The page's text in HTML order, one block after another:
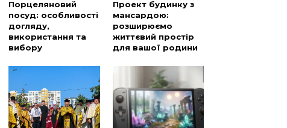
Порцеляновий
посуд: особливості
догляду,
використання та
вибору
Проект будинку з
мансардою:
розширюємо
життєвий простір
для вашої родини